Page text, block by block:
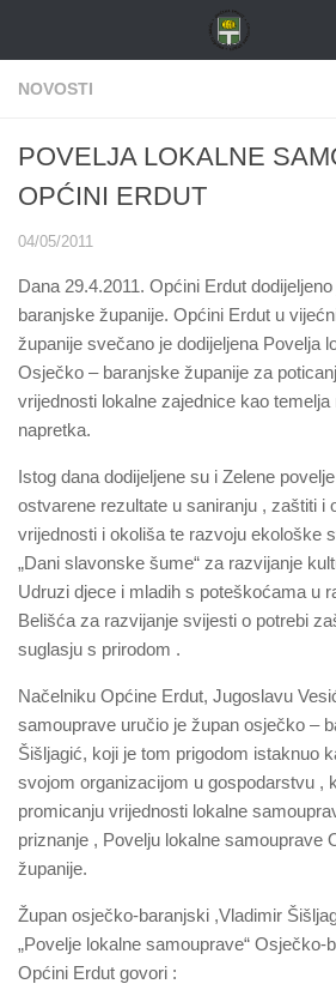
NOVOSTI
POVELJA LOKALNE
OPĆINI ERDUT
04/05/2011
Dana 29.4.2011. Općini Erdut
baranjske županije. Općini Erdut u
županije svečano je dodijeljena Povelja
Osječko – baranjske županije za
vrijednosti lokalne zajednice kao
napretka.
Istog dana dodijeljene su i Zelene
ostvarene rezultate u saniranju , zaštiti i
vrijednosti i okoliša te razvoju ekološke
„Dani slavonske šume“ za razvijanje
Udruzi djece i mladih s poteškoćama u
Belišća za razvijanje svijesti o potrebi
suglasju s prirodom .
Načelniku Općine Erdut, Jugoslavu
samouprave uručio je župan osječko –
Šišljagić, koji je tom prigodom istaknuo
svojom organizacijom u gospodarstvu ,
promicanju vrijednosti lokalne
priznanje , Povelju lokalne samouprave
županije.
Župan osječko-baranjski ,Vladimir
„Povelje lokalne samouprave“ Osječko-
Općini Erdut govori :